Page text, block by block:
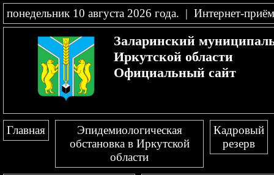
понедельник 10 августа 2026 года. | Интернет-
Заларинский
Иркутской области
Официальный сайт
Главная
Эпидемиологическая
обстановка в Иркутской
области
Кадровый
резерв